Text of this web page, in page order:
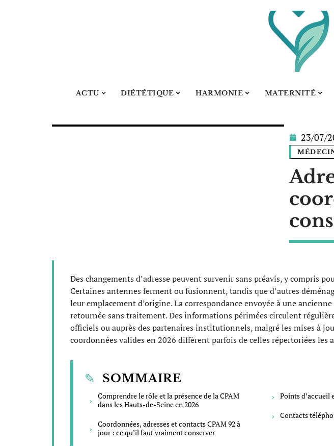
ACTU DIÉTÉTIQUE HARMONIE MATERNITÉ
23/07/
Des changements d’adresse peuvent survenir sans préavis, y compris
Certaines antennes ferment ou fusionnent, tandis que d’autres
leur emplacement d’origine. La correspondance envoyée à une ancienne
retournée sans traitement. Des informations périmées circulent
officiels ou auprès des partenaires institutionnels, malgré les mises à
coordonnées valides en 2026 diffèrent parfois de celles répertoriées les
SOMMAIRE
Comprendre le rôle et la présence de la CPAM
dans les Hauts-de-Seine en 2026
Coordonnées, adresses et contacts CPAM 92 à
jour : ce qu’il faut vraiment conserver
Points d’accueil
Contacts